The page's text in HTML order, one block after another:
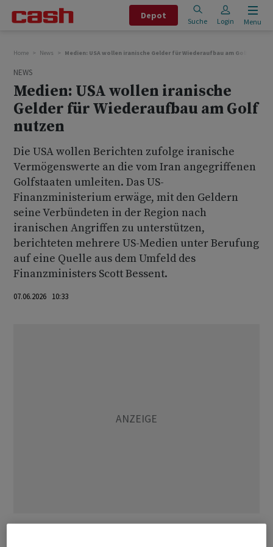
Depot
Suche Login Menu
Home News Medien: USA wollen iranische Gelder für Wiederaufbau am Golf nutzen
NEWS
Medien: USA wollen iranische
Gelder für Wiederaufbau am Golf
nutzen
Die USA wollen Berichten zufolge iranische
Vermögenswerte an die vom Iran angegriffenen
Golfstaaten umleiten. Das US-
Finanzministerium erwäge, mit den Geldern
seine Verbündeten in der Region nach
iranischen Angriffen zu unterstützen,
berichteten mehrere US-Medien unter Berufung
auf eine Quelle aus dem Umfeld des
Finanzministers Scott Bessent.
07.06.2026 10:33